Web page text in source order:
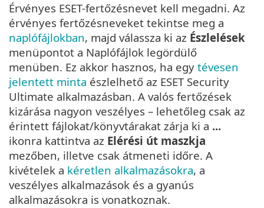
Érvényes ESET-fertőzésnevet kell megadni. Az
érvényes fertőzésneveket tekintse meg a
naplófájlokban, majd válassza ki az Észlelések
menüpontot a Naplófájlok legördülő
menüben. Ez akkor hasznos, ha egy tévesen
jelentett minta észlelhető az ESET Security
Ultimate alkalmazásban. A valós fertőzések
kizárása nagyon veszélyes – lehetőleg csak az
érintett fájlokat/könyvtárakat zárja ki a ...
ikonra kattintva az Elérési út maszkja
mezőben, illetve csak átmeneti időre. A
kivételek a kéretlen alkalmazásokra, a
veszélyes alkalmazások és a gyanús
alkalmazásokra is vonatkoznak.